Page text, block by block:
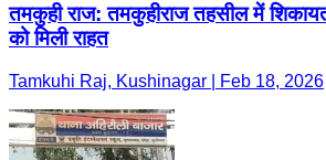
तमकुही राज: तमकुहीराज तहसील में
को मिली राहत
Tamkuhi Raj, Kushinagar | Feb 18, 2026